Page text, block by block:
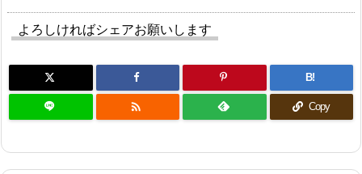
よろしければシェアお願いします
B!
 Copy